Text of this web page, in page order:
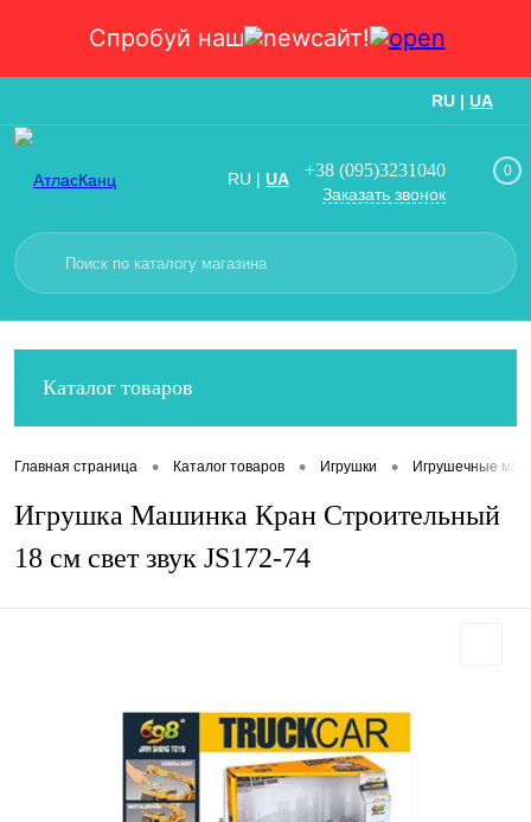
Спробуй наш сайт!
RU | UA
RU | UA +38 (095)3231040
Заказать звонок
0
Каталог товаров
Главная страница • Каталог товаров • Игрушки • Игрушечные
Игрушка Машинка Кран Строительный
18 см свет звук JS172-74